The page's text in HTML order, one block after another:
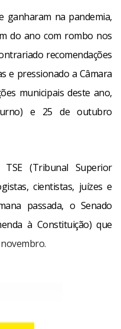
ganharam na pandemia,
do ano com rombo nos
recomendações
e pressionado a Câmara
municipais deste ano,
e 25 de outubro
(Tribunal Superior
cientistas, juízes e
passada, o Senado
à Constituição) que